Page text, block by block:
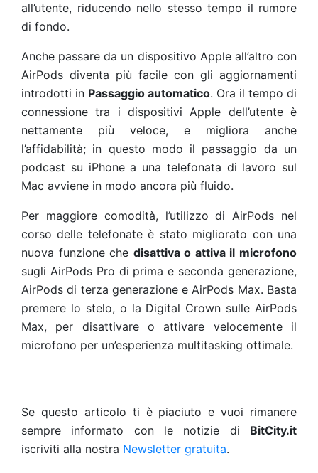
all’utente, riducendo nello stesso tempo il rumore
di fondo.
Anche passare da un dispositivo Apple all’altro con
AirPods diventa più facile con gli aggiornamenti
introdotti in Passaggio automatico. Ora il tempo di
connessione tra i dispositivi Apple dell’utente è
nettamente più veloce, e migliora anche
l’affidabilità; in questo modo il passaggio da un
podcast su iPhone a una telefonata di lavoro sul
Mac avviene in modo ancora più fluido.
Per maggiore comodità, l’utilizzo di AirPods nel
corso delle telefonate è stato migliorato con una
nuova funzione che disattiva o attiva il microfono
sugli AirPods Pro di prima e seconda generazione,
AirPods di terza generazione e AirPods Max. Basta
premere lo stelo, o la Digital Crown sulle AirPods
Max, per disattivare o attivare velocemente il
microfono per un’esperienza multitasking ottimale.
Se questo articolo ti è piaciuto e vuoi rimanere
sempre informato con le notizie di BitCity.it
iscriviti alla nostra Newsletter gratuita.